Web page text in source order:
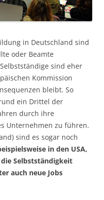
in Deutschland sind
oder Beamte
sind eher
Kommission
bleibt. So
ein Drittel der
durch ihre
Unternehmen zu führen.
sind es sogar noch
in den USA,
Selbstständigkeit
auch neue Jobs